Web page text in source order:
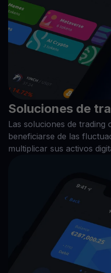
Soluciones de
Las soluciones de trading
beneficiarse de las
multiplicar sus activos